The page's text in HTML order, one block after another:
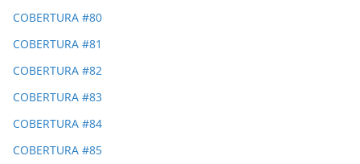
COBERTURA #80
COBERTURA #81
COBERTURA #82
COBERTURA #83
COBERTURA #84
COBERTURA #85